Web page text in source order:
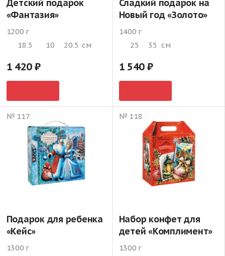
Детский подарок
«Фантазия»
1200 г
18.5
10 20.5 см
1 420
Сладкий подарок на
Новый год «Золото»
1400 г
25
35 см
1 540
№ 117
Подарок для ребенка
«Кейс»
1300 г
№ 118
Набор конфет для
детей «Комплимент»
1300 г